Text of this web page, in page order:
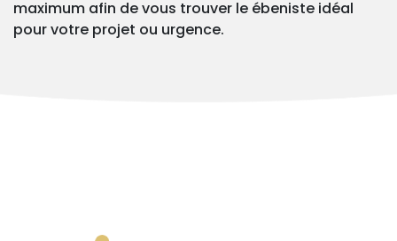
maximum afin de vous trouver le ébeniste idéal
pour votre projet ou urgence.